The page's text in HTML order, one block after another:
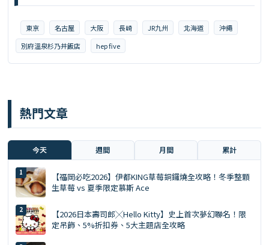
東京 名古屋 大阪 長崎 JR九州 北海道
沖繩
別府溫泉杉乃井飯店
hep five
熱門文章
今天 週間 月間 累計
【福岡必吃2026】伊都KING草莓銅鑼燒全攻略！冬季整顆
生草莓 vs 夏季限定慕斯 Ace
【2026日本壽司郎╳Hello Kitty】史上首次夢幻聯名！限
定吊飾、5%折扣券、5大主題店全攻略